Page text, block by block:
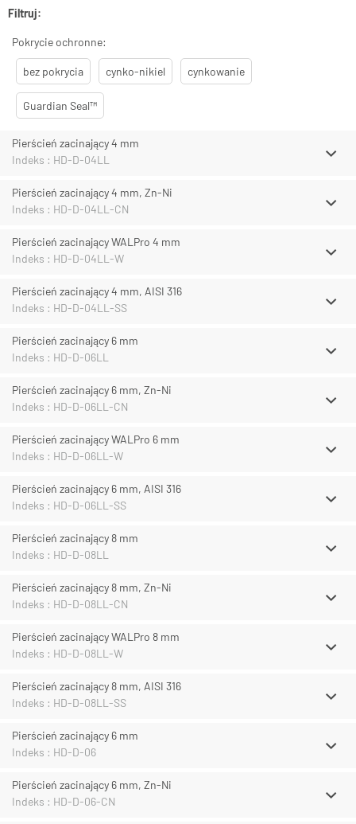
Filtruj:
Pokrycie ochronne:
bez pokrycia cynko-nikiel cynkowanie
Guardian Seal™
Pierścień zacinający 4 mm
Indeks : HD-D-04LL
Pierścień zacinający 4 mm, Zn-Ni
Indeks : HD-D-04LL-CN
Pierścień zacinający WALPro 4 mm
Indeks : HD-D-04LL-W
Pierścień zacinający 4 mm, AISI 316
Indeks : HD-D-04LL-SS
Pierścień zacinający 6 mm
Indeks : HD-D-06LL
Pierścień zacinający 6 mm, Zn-Ni
Indeks : HD-D-06LL-CN
Pierścień zacinający WALPro 6 mm
Indeks : HD-D-06LL-W
Pierścień zacinający 6 mm, AISI 316
Indeks : HD-D-06LL-SS
Pierścień zacinający 8 mm
Indeks : HD-D-08LL
Pierścień zacinający 8 mm, Zn-Ni
Indeks : HD-D-08LL-CN
Pierścień zacinający WALPro 8 mm
Indeks : HD-D-08LL-W
Pierścień zacinający 8 mm, AISI 316
Indeks : HD-D-08LL-SS
Pierścień zacinający 6 mm
Indeks : HD-D-06
Pierścień zacinający 6 mm, Zn-Ni
Indeks : HD-D-06-CN